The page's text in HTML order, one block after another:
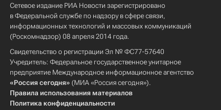
Сетевое издание РИА Новости зарегистрировано
в Федеральной службе по надзору в сфере связи,
информационных технологий и массовых коммуникаций
(Роскомнадзор) 08 апреля 2014 года.
Свидетельство о регистрации Эл № ФС77-57640
Учредитель: Федеральное государственное унитарное
предприятие Международное информационное агентство
«Россия сегодня» (МИА «Россия сегодня»).
Правила использования материалов
Политика конфиденциальности